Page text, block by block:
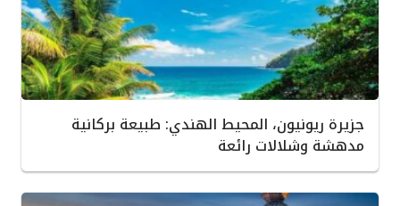
جزيرة ريونيون، المحيط الهندي: طبيعة بركانية
مدهشة وشلالات رائعة